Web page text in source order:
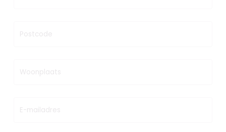
Postcode
Woonplaats
E-mailadres